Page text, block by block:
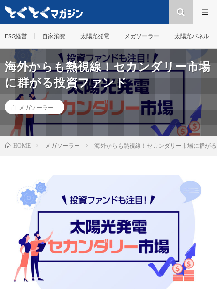
ESG経営 自家消費 太陽光発電 メガソーラー 太陽光パネル
海外からも熱視線！セカンダリー市場
に群がる投資ファンド
メガソーラー
HOME メガソーラー 海外からも熱視線！セカンダリー市場に群が